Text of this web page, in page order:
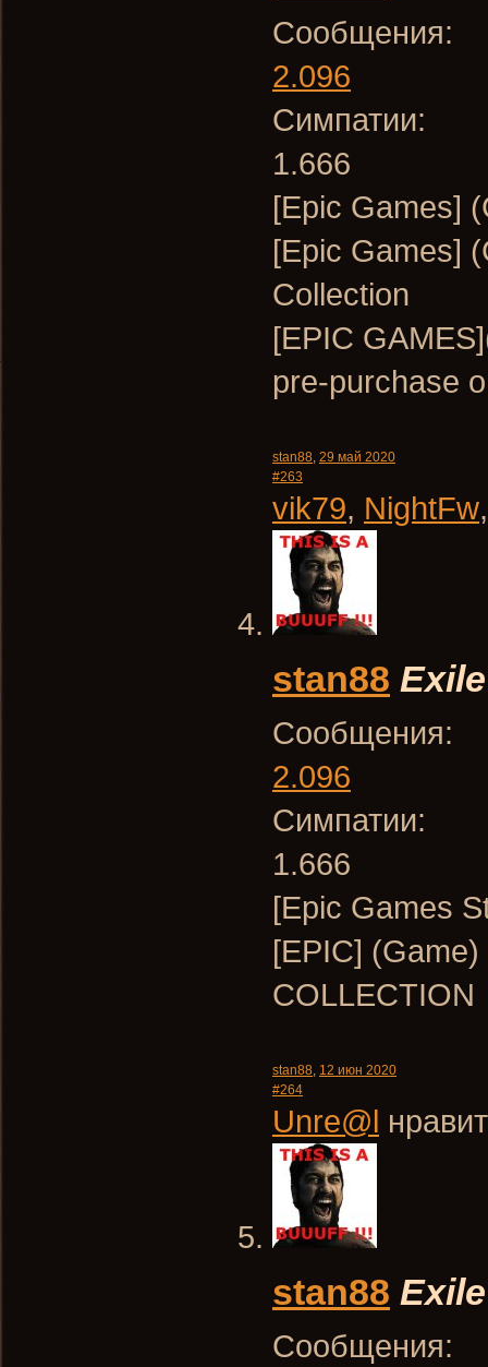
Сообщения:
2.096
Симпатии:
1.666
[Epic Games]
[Epic Games]
Collection
[EPIC
pre-purchase
stan88, 29 май 2020
#263
vik79, NightFw
stan88 Exile
Сообщения:
2.096
Симпатии:
1.666
[Epic Games
[EPIC]
COLLECTION
stan88, 12 июн 2020
#264
Unre@l
stan88 Exile
Сообщения: